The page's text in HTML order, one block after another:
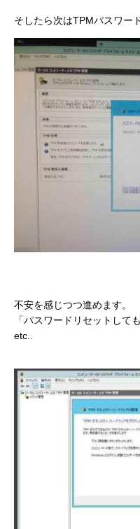
そしたら次はTPMパスワー
不安を感じつつ進めます。
「パスワードリセットして
etc..